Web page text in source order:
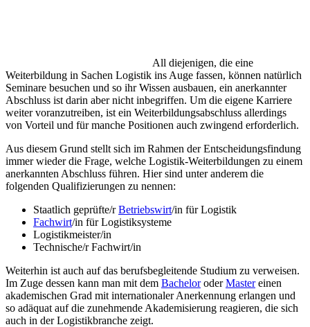
All diejenigen, die eine
Weiterbildung in Sachen Logistik ins Auge fassen, können natürlich
Seminare besuchen und so ihr Wissen ausbauen, ein anerkannter
Abschluss ist darin aber nicht inbegriffen. Um die eigene Karriere
weiter voranzutreiben, ist ein Weiterbildungsabschluss allerdings
von Vorteil und für manche Positionen auch zwingend erforderlich.
Aus diesem Grund stellt sich im Rahmen der Entscheidungsfindung
immer wieder die Frage, welche Logistik-Weiterbildungen zu einem
anerkannten Abschluss führen. Hier sind unter anderem die
folgenden Qualifizierungen zu nennen:
Staatlich geprüfte/rBetriebswirt/in für Logistik
Fachwirt/in für Logistiksysteme
Logistikmeister/in
Technische/r Fachwirt/in
Weiterhin ist auch auf das berufsbegleitende Studium zu verweisen.
Im Zuge dessen kann man mit dem BacheloroderMastereinen
akademischen Grad mit internationaler Anerkennung erlangen und
so adäquat auf die zunehmende Akademisierung reagieren, die sich
auch in der Logistikbranche zeigt.